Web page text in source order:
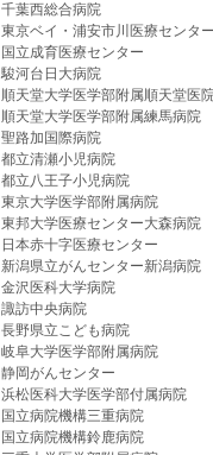
千葉西総合病院
東京ベイ・浦安市川医療センタ
国立成育医療センター
駿河台日大病院
順天堂大学医学部附属順天堂医
順天堂大学医学部附属練馬病院
聖路加国際病院
都立清瀬小児病院
都立八王子小児病院
東京大学医学部附属病院
東邦大学医療センター大森病院
日本赤十字医療センター
新潟県立がんセンター新潟病院
金沢医科大学病院
諏訪中央病院
長野県立こども病院
岐阜大学医学部附属病院
静岡がんセンター
浜松医科大学医学部付属病院
国立病院機構三重病院
国立病院機構鈴鹿病院